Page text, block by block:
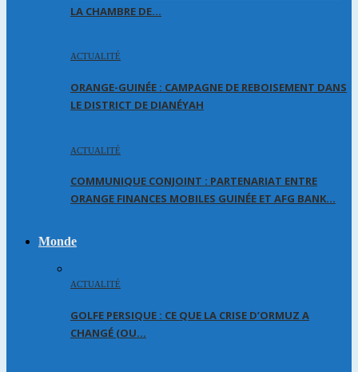
LA CHAMBRE DE…
ACTUALITÉ
ORANGE-GUINÉE : CAMPAGNE DE REBOISEMENT DANS
LE DISTRICT DE DIANÉYAH
ACTUALITÉ
COMMUNIQUE CONJOINT : PARTENARIAT ENTRE
ORANGE FINANCES MOBILES GUINÉE ET AFG BANK…
Monde
ACTUALITÉ
GOLFE PERSIQUE : CE QUE LA CRISE D’ORMUZ A
CHANGÉ (OU…